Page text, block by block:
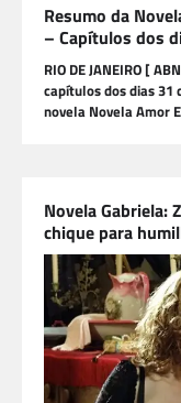
Resumo da
– Capítulos dos
RIO DE JANEIRO [
capítulos dos dias 31
novela Novela Amor
Novela Gabriela:
chique para